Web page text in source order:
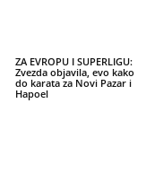
ZA EVROPU I SUPERLIGU:
Zvezda objavila, evo kako
do karata za Novi Pazar i
Hapoel